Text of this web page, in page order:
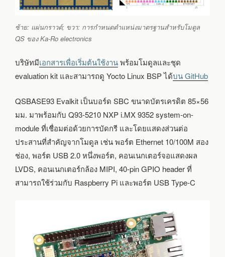
ซ้าย: แผ่นกราวด์; ขวา: การกำหนดตำแหน่งมาตรฐานสำหรับโมดูล
QS ของ Ka-Ro electronics
บริษัทมีเอกสารเพื่อเริ่มต้นใช้งานพร้อมโมดูลและชุด
evaluation kit และสามารถดู Yocto Linux BSP ได้บน GitHub
QSBASE93 Evalkit เป็นบอร์ด SBC ขนาดบัตรเครดิต 85×56
มม. มาพร้อมกับ Q93-5210 NXP i.MX 9352 system-on-
module ที่เชื่อมต่อด้วยการบัดกรี และโดยแสดงส่วนต่อ
ประสานที่สำคัญจากโมดูล เช่น พอร์ต Ethernet 10/100M สอง
ช่อง, พอร์ต USB 2.0 หนึ่งพอร์ต, คอนเนกเตอร์จอแสดงผล
LVDS, คอนเนกเตอร์กล้อง MIPI, 40-pin GPIO header ที่
สามารถใช้ร่วมกับ Raspberry Pi และพอร์ต USB Type-C